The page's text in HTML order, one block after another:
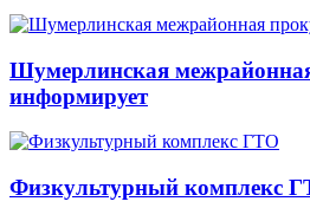
Шумерлинская
информирует
Физкультурный комплекс